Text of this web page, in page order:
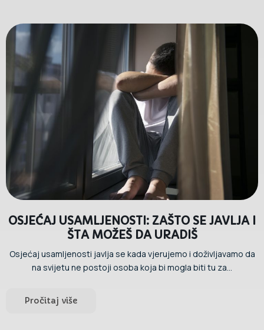
OSJEĆAJ USAMLJENOSTI: ZAŠTO SE JAVLJA I
ŠTA MOŽEŠ DA URADIŠ
Osjećaj usamljenosti javlja se kada vjerujemo i doživljavamo da
na svijetu ne postoji osoba koja bi mogla biti tu za...
Pročitaj više